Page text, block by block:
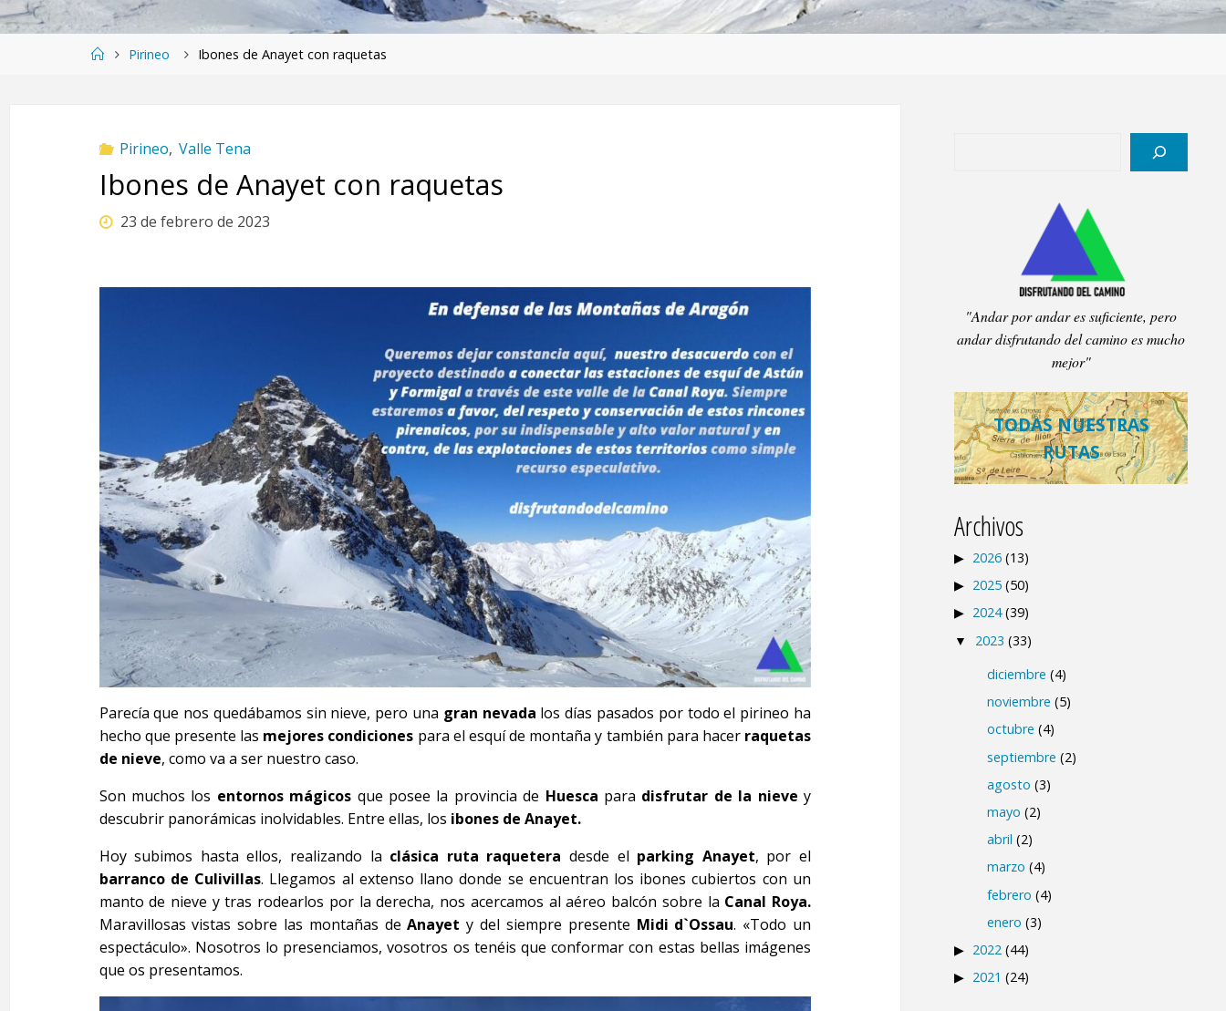
PáginaPirineo Ibones de Anayet con raquetas
Pirineo, Valle Tena
Ibones de Anayet con raquetas
23 de febrero de 2023
Parecía que nos quedábamos sin nieve, pero una gran nevada los días pasados por todo el pirineo ha
hecho que presente las mejores condiciones para el esquí de montaña y también para hacer raquetas
de nieve, como va a ser nuestro caso.
Son muchos los entornos mágicos que posee la provincia de Huesca para disfrutar de la nieve y
descubrir panorámicas inolvidables. Entre ellas, los ibones de Anayet.
Hoy subimos hasta ellos, realizando la clásica ruta raquetera desde el parking Anayet, por el
barranco de Culivillas. Llegamos al extenso llano donde se encuentran los ibones cubiertos con un
manto de nieve y tras rodearlos por la derecha, nos acercamos al aéreo balcón sobre la Canal Roya.
Maravillosas vistas sobre las montañas deAnayet y del siempre presente Midi d`Ossau. «Todo un
espectáculo». Nosotros lo presenciamos, vosotros os tenéis que conformar con estas bellas imágenes
que os presentamos.
"Andar por andar es suficiente, pero
andar disfrutando del camino es mucho
mejor"
TODAS NUESTRAS
RUTAS
Archivos
2026 (13)
2025 (50)
2024(39)
2023 (33)
diciembre (4)
noviembre (5)
octubre (4)
septiembre (2)
agosto (3)
mayo (2)
abril (2)
marzo (4)
febrero (4)
enero (3)
2022 (44)
2021 (24)